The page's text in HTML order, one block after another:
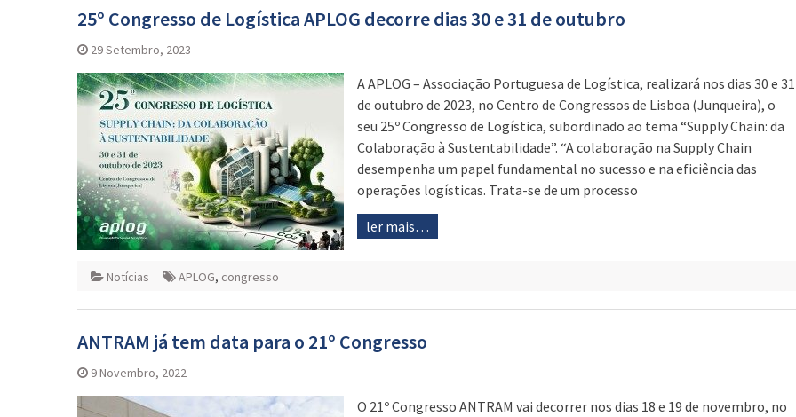
25º Congresso de Logística APLOG decorre dias 30 e 31 de outubro
29 Setembro, 2023
A APLOG – Associação Portuguesa de Logística, realizará nos dias 30 e 31
de outubro de 2023, no Centro de Congressos de Lisboa (Junqueira), o
seu 25º Congresso de Logística, subordinado ao tema “Supply Chain: da
Colaboração à Sustentabilidade”. “A colaboração na Supply Chain
desempenha um papel fundamental no sucesso e na eficiência das
operações logísticas. Trata-se de um processo
ler mais…
Notícias APLOG, congresso
ANTRAM já tem data para o 21º Congresso
9 Novembro, 2022
O 21º Congresso ANTRAM vai decorrer nos dias 18 e 19 de novembro, no